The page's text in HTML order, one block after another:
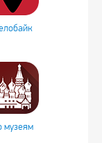
музеям